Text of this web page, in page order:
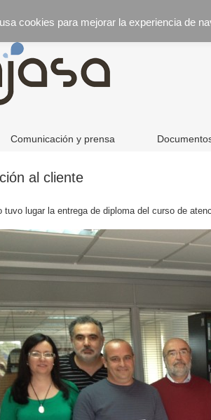
Comunicación y prensa
al cliente
tuvo lugar la entrega de diploma del curso de
cookies para mejorar la experiencia de